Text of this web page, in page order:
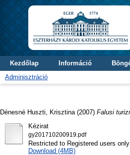
Kezdőlap Információ
Adminisztráció
Dénesné Huszti, Krisztina (2007) Falusi
Kézirat
gy201710200919.pdf
Restricted to Registered users only
Download (4MB)